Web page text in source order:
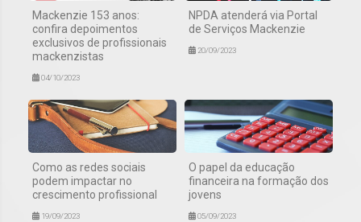
Mackenzie 153 anos:
confira depoimentos
exclusivos de profissionais
mackenzistas
04/10/2023
NPDA atenderá via Portal
de Serviços Mackenzie
20/09/2023
Como as redes sociais
podem impactar no
crescimento profissional
19/09/2023
O papel da educação
financeira na formação dos
jovens
05/09/2023